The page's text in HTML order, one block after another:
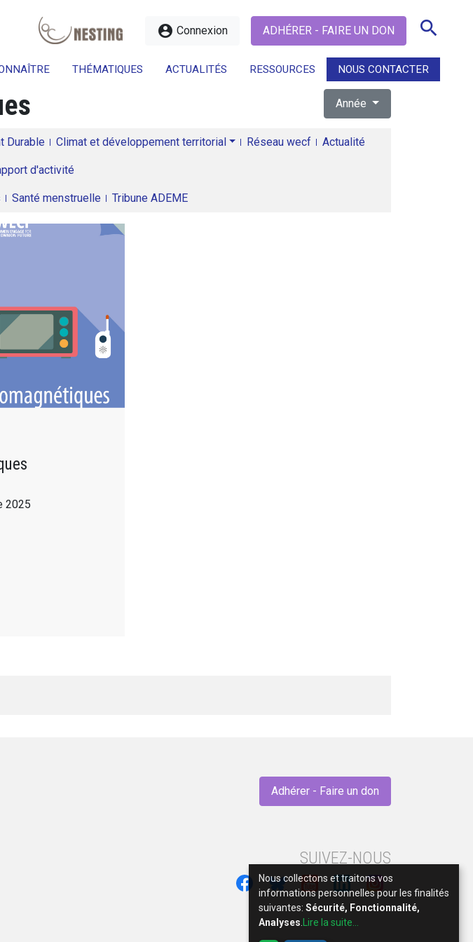
account_circle Connexion ADHÉRER - FAIRE UN DON search
THÉMATIQUES ACTUALITÉS RESSOURCES NOUS CONTACTER
search
Année
Durable Climat et développement territorial Réseau wecf Actualité
d'activité
Santé menstruelle Tribune ADEME
2025
Adhérer - Faire un don
SUIVEZ-NOUS
Nous collectons et traitons vos
informations personnelles pour les finalités
suivantes: Sécurité, Fonctionnalité,
Analyses
Lire la suite...